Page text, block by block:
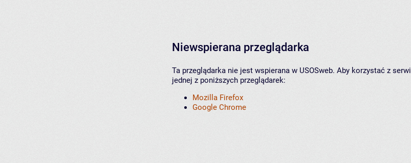
Niewspierana przeglądarka
Ta przeglądarka nie jest wspierana w USOSweb. Aby korzystać z
jednej z poniższych przeglądarek:
Mozilla Firefox
Google Chrome